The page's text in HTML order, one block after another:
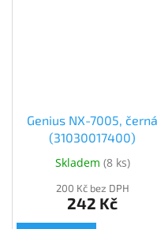
Genius NX-7005, černá
(31030017400)
Skladem (8 ks)
200 Kč bez DPH
242 Kč